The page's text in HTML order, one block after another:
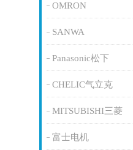
OMRON
SANWA
Panasonic松下
CHELIC气立克
MITSUBISHI三菱
富士电机